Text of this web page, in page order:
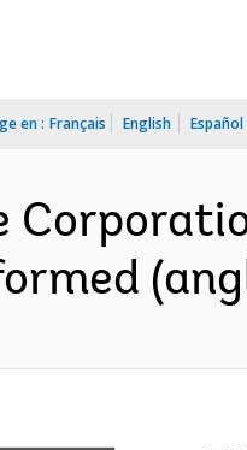
en : Français English Español